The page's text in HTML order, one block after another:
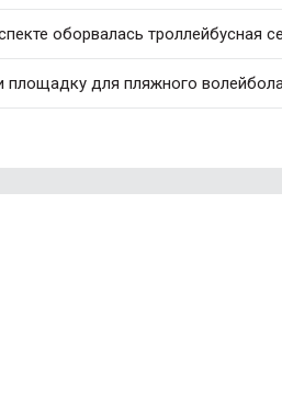
оборвалась троллейбусная
площадку для пляжного